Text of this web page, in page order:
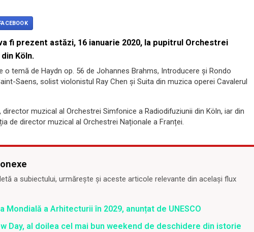
fi prezent astăzi, 16 ianuarie 2020, la pupitrul Orchestrei
Köln.
o temă de Haydn op. 56 de Johannes Brahms, Introducere și Rondo
Saens, solist violonistul Ray Chen și Suita din muzica operei Cavalerul
muzical al Orchestrei Simfonice a Radiodifuziunii din Köln, iar din
de director muzical al Orchestrei Naționale a Franței.
a subiectului, urmărește și aceste articole relevante din același flux
Mondială a Arhitecturii în 2029, anunțat de UNESCO
Day, al doilea cel mai bun weekend de deschidere din istorie